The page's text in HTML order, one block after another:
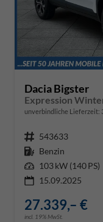
Dacia Bigster
Expression
unverbindliche Lieferzeit:
Fahrzeugnr. 543633
Kraftstoff Benzin
Leistung 103 kW (140 PS)
15.09.2025
27.339,– €
incl. 19% MwSt.